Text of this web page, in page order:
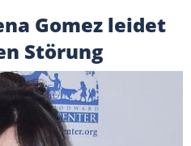
Gomez leidet
Störung